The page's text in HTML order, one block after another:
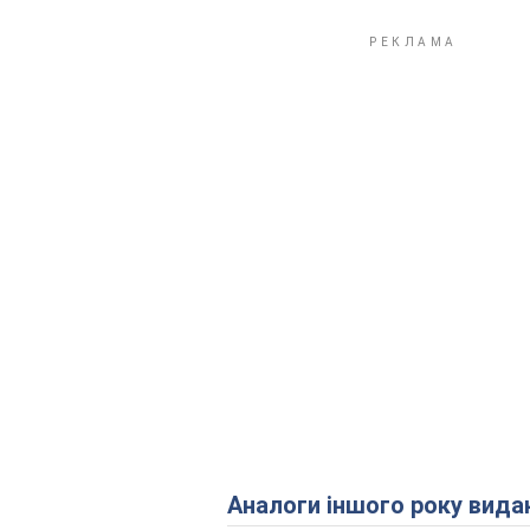
Аналоги іншого року